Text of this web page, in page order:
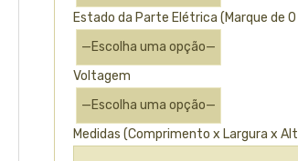
Estado da Parte Elétrica (Marque de 0
Voltagem
Medidas (Comprimento x Largura x